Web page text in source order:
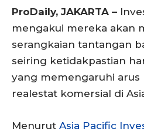
ProDaily, JAKARTA –
mengakui mereka akan
serangkaian tantangan
seiring ketidakpastian
yang memengaruhi arus
realestat komersial di
Menurut Asia Pacific